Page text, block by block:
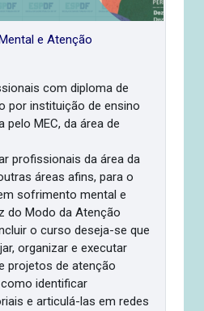
e Atenção
com diploma de
por instituição de ensino
pelo MEC, da área de
profissionais da área da
áreas afins, para o
sofrimento mental e
do Modo da Atenção
o curso deseja-se que
organizar e executar
projetos de atenção
identificar
e articulá-las em redes